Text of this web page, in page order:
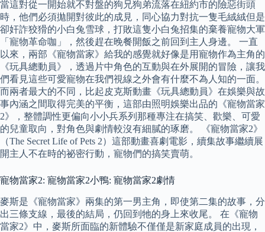
當這對從一開始就不對盤的狗兄狗弟流落在紐約市的險惡街頭
時，他們必須拋開對彼此的成見，同心協力對抗一隻毛絨絨但是
卻奸詐狡猾的小白兔雪球，打敗這隻小白兔招集的棄養寵物大軍
「寵物革命咖」，然後趕在晚餐開飯之前回到主人身邊。 一直
以來，兩部《寵物當家》給我的感覺就好像是用寵物作為主角的
《玩具總動員》，透過片中角色的互動與在外展開的冒險，讓我
們看見這些可愛寵物在我們視線之外會有什麼不為人知的一面。
而兩者最大的不同，比起皮克斯動畫《玩具總動員》在娛樂與故
事內涵之間取得完美的平衡，這部由照明娛樂出品的《寵物當家
2》，整體調性更偏向小小兵系列那種專注在搞笑、歡樂、可愛
的兒童取向，對角色與劇情較沒有細膩的琢磨。 《寵物當家2》
（The Secret Life of Pets 2）這部動畫喜劇電影，續集故事繼續展
開主人不在時的祕密行動，寵物們的搞笑賣萌。
寵物當家2: 寵物當家2小鴨: 寵物當家2劇情
麥斯是《寵物當家》兩集的第一男主角，即使第二集的故事，分
出三條支線，最後的結局，仍回到牠的身上來收尾。 在《寵物
當家2》中，麥斯所面臨的新體驗不僅僅是新家庭成員的出現，